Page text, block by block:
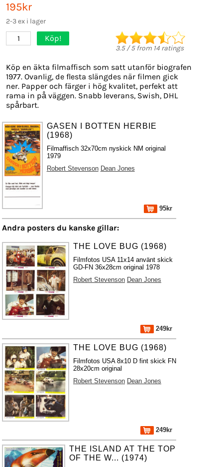
195kr
2-3 ex i lager
1 Köp!
3.5/5from 14 ratings
Köp en äkta filmaffisch som satt utanför biografen
1977. Ovanlig, de flesta slängdes när filmen gick
ner. Papper och färger i hög kvalitet, perfekt att
rama in på väggen. Snabb leverans, Swish, DHL
spårbart.
GASEN I BOTTEN HERBIE
(1968)
Filmaffisch 32x70cm nyskick NM original
1979
Robert Stevenson Dean Jones
95kr
Andra posters du kanske gillar:
THE LOVE BUG (1968)
Filmfotos USA 11x14 använt skick
GD-FN 36x28cm original 1978
Robert Stevenson Dean Jones
249kr
THE LOVE BUG (1968)
Filmfotos USA 8x10 D fint skick FN
28x20cm original
Robert Stevenson Dean Jones
249kr
THE ISLAND AT THE TOP
OF THE W... (1974)